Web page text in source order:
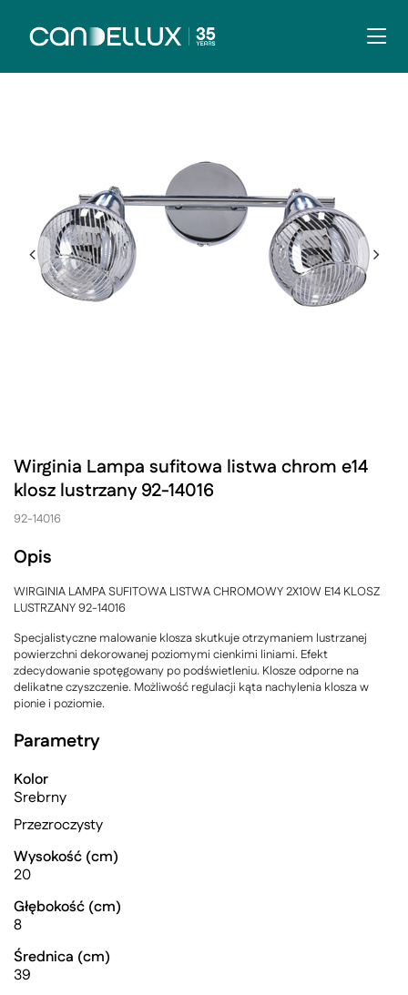
Wirginia Lampa sufitowa listwa chrom e14
klosz lustrzany 92-14016
92-14016
Opis
WIRGINIA LAMPA SUFITOWA LISTWA CHROMOWY 2X10W E14 KLOSZ
LUSTRZANY 92-14016
Specjalistyczne malowanie klosza skutkuje otrzymaniem lustrzanej
powierzchni dekorowanej poziomymi cienkimi liniami. Efekt
zdecydowanie spotęgowany po podświetleniu. Klosze odporne na
delikatne czyszczenie. Możliwość regulacji kąta nachylenia klosza w
pionie i poziomie.
Parametry
Kolor
Srebrny
Przezroczysty
Wysokość (cm)
20
Głębokość (cm)
8
Średnica (cm)
39